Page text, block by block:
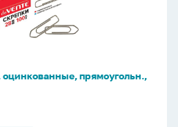
прямоугольн.,